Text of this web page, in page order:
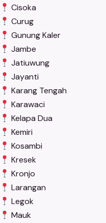
Cisoka
Curug
Gunung Kaler
Jambe
Jatiuwung
Jayanti
Karang Tengah
Karawaci
Kelapa Dua
Kemiri
Kosambi
Kresek
Kronjo
Larangan
Legok
Mauk